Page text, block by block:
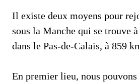
Il existe deux moyens pour
sous la Manche qui se trouve
dans le Pas-de-Calais, à 859
En premier lieu, nous